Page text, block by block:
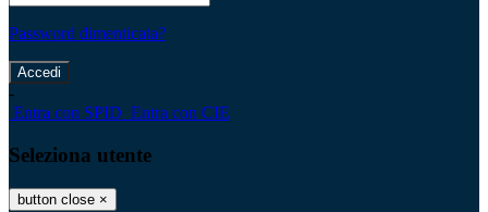
Password dimenticata?
-
Entra con SPID Entra con CIE
Seleziona utente
button close ×